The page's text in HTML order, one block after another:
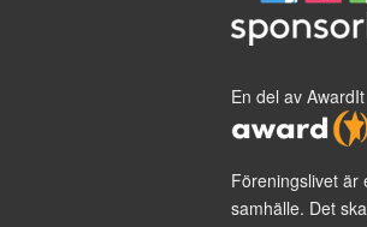
En del av AwardIt
Föreningslivet är
samhälle. Det